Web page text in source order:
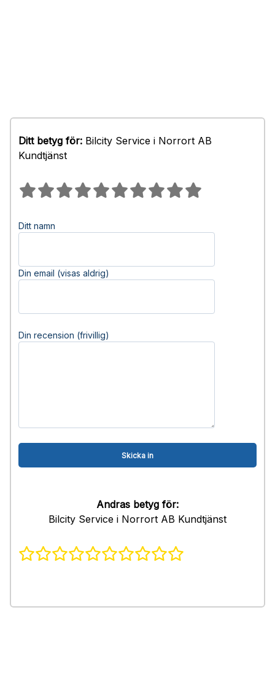
Ditt betyg för: Bilcity Service i Norrort AB
Kundtjänst
Ditt namn
Din email (visas aldrig)
Din recension (frivillig)
Andras betyg för:
Bilcity Service i Norrort AB Kundtjänst